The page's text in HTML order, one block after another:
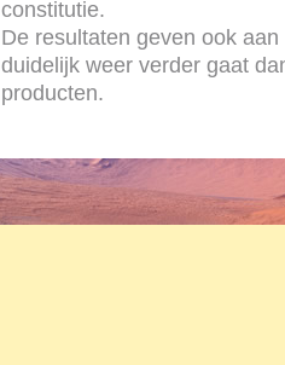
constitutie.
De resultaten geven ook
duidelijk weer verder gaat
producten.